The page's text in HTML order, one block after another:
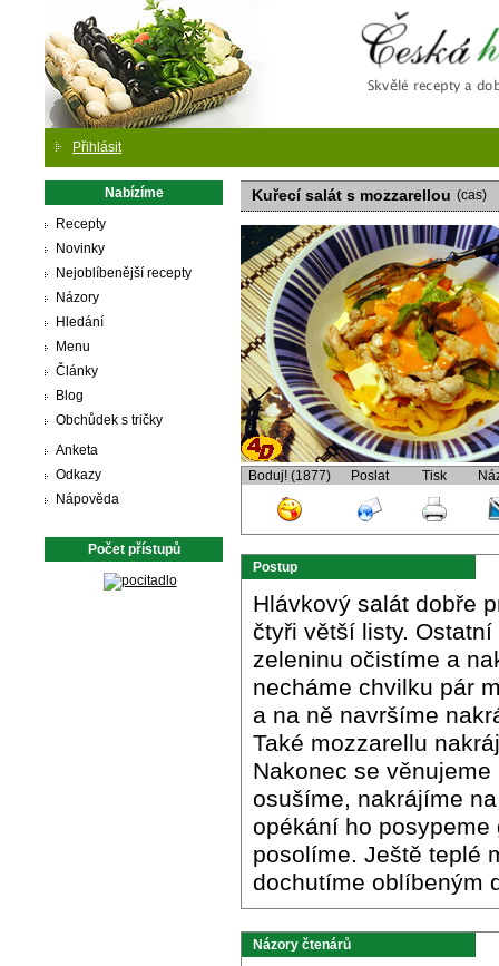
Přihlásit
Nabízíme
Recepty
Novinky
Nejoblíbenější recepty
Názory
Hledání
Menu
Články
Blog
Obchůdek s tričky
Anketa
Odkazy
Nápověda
Počet přístupů
Kuřecí salát s mozzarellou (cas)
Boduj! (1877) Poslat Tisk
Postup
Hlávkový salát dobře
čtyři větší listy.
zeleninu očistíme a
necháme chvilku pár
a na ně navršíme
Také mozzarellu
Nakonec se
osušíme, nakrájíme
opékání ho
posolíme. Ještě teplé
dochutíme oblíbeným
Názory čtenárů